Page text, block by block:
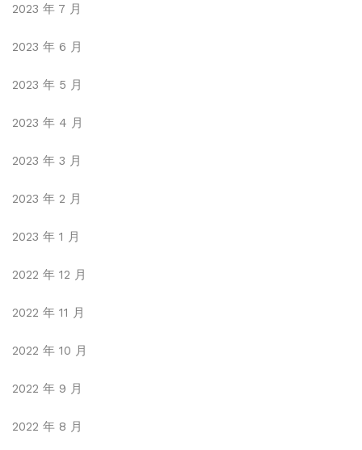
2023 年 7 月
2023 年 6 月
2023 年 5 月
2023 年 4 月
2023 年 3 月
2023 年 2 月
2023 年 1 月
2022 年 12 月
2022 年 11 月
2022 年 10 月
2022 年 9 月
2022 年 8 月